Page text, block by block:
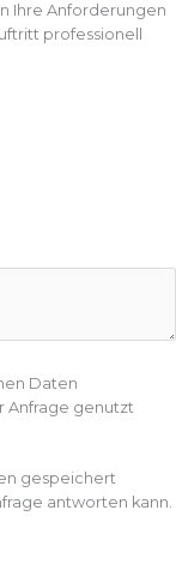
Ihre Anforderungen
professionell
Daten
Anfrage genutzt
gespeichert
antworten kann.